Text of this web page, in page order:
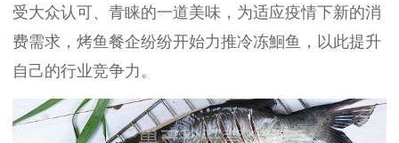
受大众认可、青睐的一道美味，为适应疫情下新的消
费需求，烤鱼餐企纷纷开始力推冷冻鮰鱼，以此提升
自己的行业竞争力。